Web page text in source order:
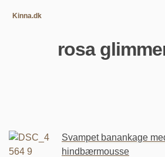
Kinna.dk
rosa
Svampet banankage
hindbærmousse